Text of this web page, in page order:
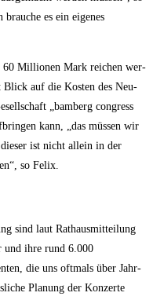
es ein eige­nes
60 Mil­lio­nen Mark rei­chen wer­
Blick auf die Kos­ten des Neu­
„bam­berg con­gress
kann, „das müs­sen wir
ist nicht allein in der
so Felix.
sind laut Rat­haus­mit­tei­lung
und ihre rund 6.000
die uns oft­mals über Jahr­
Pla­nung der Kon­zer­te